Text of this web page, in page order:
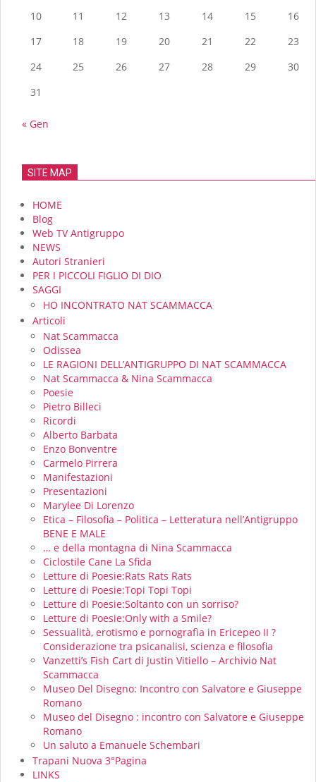
10 11 12 13 14 15
16
17
18 19 20 21 22
23
24
25 26 27 28 29
30
31
« Gen
SITE MAP
HOME
Blog
Web TV Antigruppo
NEWS
Autori Stranieri
PER I PICCOLI FIGLIO DI DIO
SAGGI
HO INCONTRATO NAT SCAMMACCA
Articoli
Nat Scammacca
Odissea
LE RAGIONI DELL’ANTIGRUPPO DI NAT SCAMMACCA
Nat Scammacca & Nina Scammacca
Poesie
Pietro Billeci
Ricordi
Alberto Barbata
Enzo Bonventre
Carmelo Pirrera
Manifestazioni
Presentazioni
Marylee Di Lorenzo
Etica – Filosofia – Politica – Letteratura nell’Antigruppo
BENE E MALE
… e della montagna di Nina Scammacca
Ciclostile Cane La Sfida
Letture di Poesie:Rats Rats Rats
Letture di Poesie:Topi Topi Topi
Letture di Poesie:Soltanto con un sorriso?
Letture di Poesie:Only with a Smile?
Sessualità, erotismo e pornografìa in Ericepeo II ?
Considerazione tra psicanalisi, scienza e filosofia
Vanzetti’s Fish Cart di Justin Vitiello – Archivio Nat
Scammacca
Museo Del Disegno: Incontro con Salvatore e Giuseppe
Romano
Museo del Disegno : incontro con Salvatore e Giuseppe
Romano
Un saluto a Emanuele Schembari
Trapani Nuova 3°Pagina
LINKS